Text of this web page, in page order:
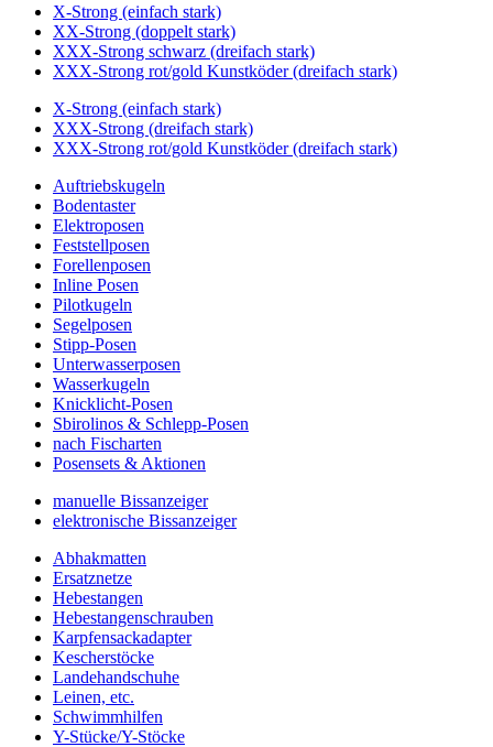
X-Strong (einfach stark)
XX-Strong (doppelt stark)
XXX-Strong schwarz (dreifach stark)
XXX-Strong rot/gold Kunstköder (dreifach stark)
X-Strong (einfach stark)
XXX-Strong (dreifach stark)
XXX-Strong rot/gold Kunstköder (dreifach stark)
Auftriebskugeln
Bodentaster
Elektroposen
Feststellposen
Forellenposen
Inline Posen
Pilotkugeln
Segelposen
Stipp-Posen
Unterwasserposen
Wasserkugeln
Knicklicht-Posen
Sbirolinos & Schlepp-Posen
nach Fischarten
Posensets & Aktionen
manuelle Bissanzeiger
elektronische Bissanzeiger
Abhakmatten
Ersatznetze
Hebestangen
Hebestangenschrauben
Karpfensackadapter
Kescherstöcke
Landehandschuhe
Leinen, etc.
Schwimmhilfen
Y-Stücke/Y-Stöcke